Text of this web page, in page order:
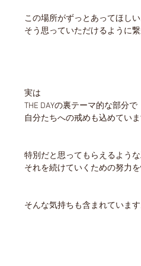
この場所がずっとあってほしい
そう思っていただけるように
実は
THE DAYの裏テーマ的な部分で
自分たちへの戒めも込めていま
特別だと思ってもらえるよう
それを続けていくための努力を
そんな気持ちも含まれています